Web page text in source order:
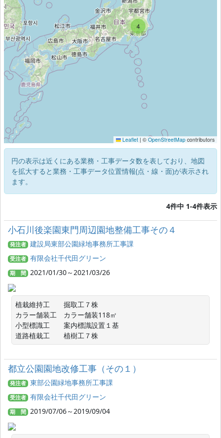
4
Leaflet | © OpenStreetMap contributors
円の表示は近くにある業務・工事データ数を表しており、地図
を拡大すると業務・工事データ位置情報(点・線・面)が表示され
ます。
4件中 1-4件表示
小石川後楽園東門周辺園地整備工事その４
発注者 建設局東部公園緑地事務所工事課
受注者 有限会社千代田グリーン
期 間 2021/01/30～2021/03/26
植栽維持工　　掘取工７株
カラー舗装工　カラー舗装118㎡
小型標識工　　案内標識設置１基
道路植栽工　　植樹工７株
都立公園園地改修工事（その１）
発注者 東部公園緑地事務所工事課
受注者 有限会社千代田グリーン
期 間 2019/07/06～2019/09/04